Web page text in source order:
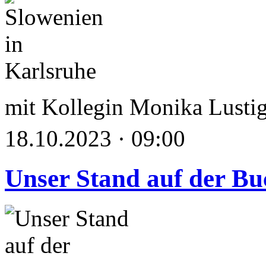
mit Kollegin Monika
18.10.2023 · 09:00
Unser Stand auf der